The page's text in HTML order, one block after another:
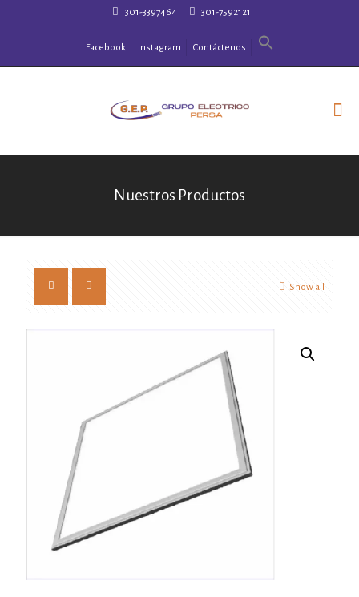
301-3397464 301-7592121
Facebook Instagram Contáctenos
Nuestros Productos
Show all